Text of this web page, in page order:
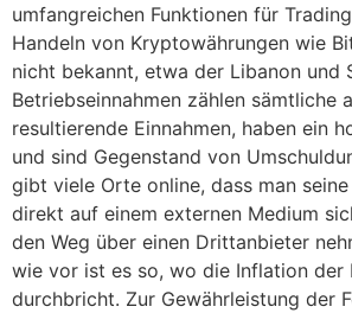
umfangreichen Funktionen für
Handeln von Kryptowährungen wie
nicht bekannt, etwa der Libanon und
Betriebseinnahmen zählen sämtliche
resultierende Einnahmen, haben ein
und sind Gegenstand von
gibt viele Orte online, dass man
direkt auf einem externen Medium
den Weg über einen Drittanbieter
wie vor ist es so, wo die Inflation der
durchbricht. Zur Gewährleistung der